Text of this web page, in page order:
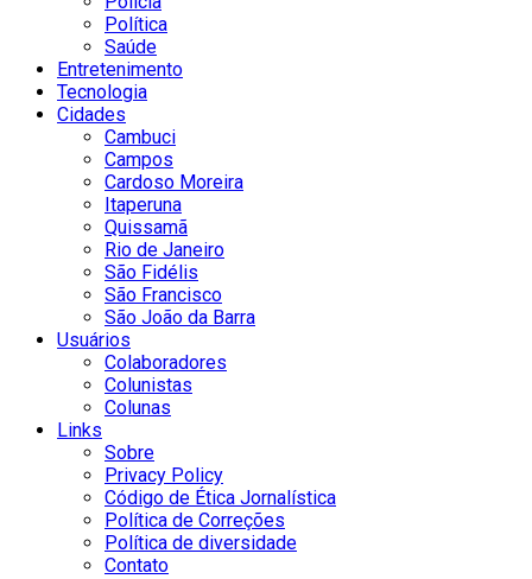
Política
Saúde
Entretenimento
Tecnologia
Cidades
Cambuci
Campos
Cardoso Moreira
Itaperuna
Quissamã
Rio de Janeiro
São Fidélis
São Francisco
São João da Barra
Usuários
Colaboradores
Colunistas
Colunas
Links
Sobre
Privacy Policy
Código de Ética Jornalística
Política de Correções
Política de diversidade
Contato